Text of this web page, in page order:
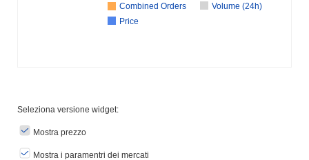
Combined Orders
Volume (24h)
Price
Seleziona versione widget:
Mostra prezzo
Mostra i paramentri dei mercati